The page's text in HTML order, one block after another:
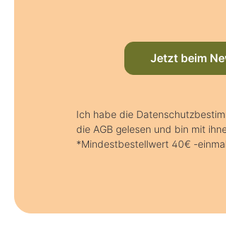
Jetzt beim
Ich habe die
die AGB gelesen und bin mit
*Mindestbestellwert 40€ -